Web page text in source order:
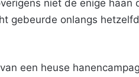
niet de enige
gebeurde onlangs
een heuse